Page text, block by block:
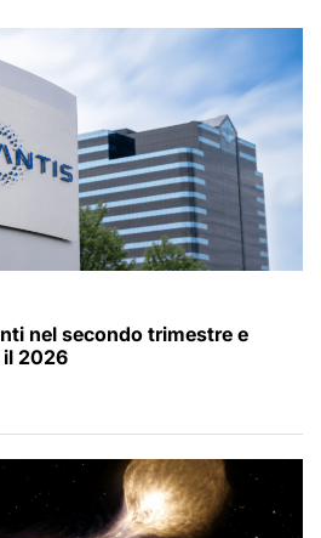
nel secondo trimestre e
il 2026